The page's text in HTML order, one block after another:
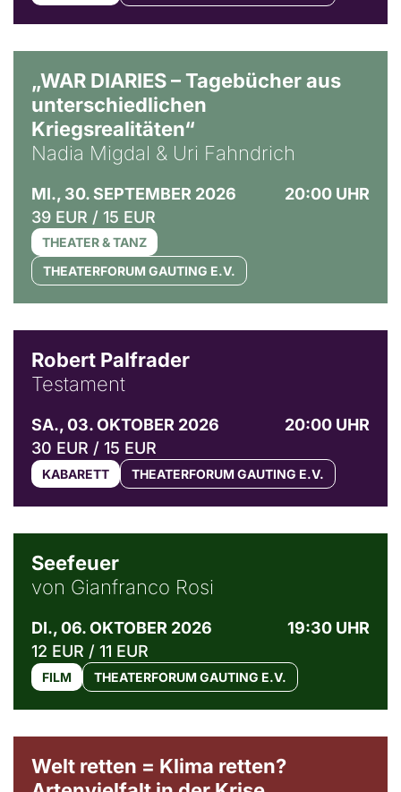
„WAR DIARIES – Tagebücher aus
unterschiedlichen
Kriegsrealitäten“
Nadia Migdal & Uri Fahndrich
MI., 30. SEPTEMBER 2026
20:00 UHR
39 EUR / 15 EUR
THEATER & TANZ
THEATERFORUM GAUTING E.V.
Robert Palfrader
Testament
SA., 03. OKTOBER 2026
20:00 UHR
30 EUR / 15 EUR
KABARETT THEATERFORUM GAUTING E.V.
Seefeuer
von Gianfranco Rosi
DI., 06. OKTOBER 2026
19:30 UHR
12 EUR / 11 EUR
FILM THEATERFORUM GAUTING E.V.
Welt retten = Klima retten?